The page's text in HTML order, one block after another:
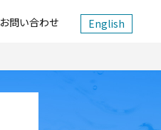
お問い合わせ English